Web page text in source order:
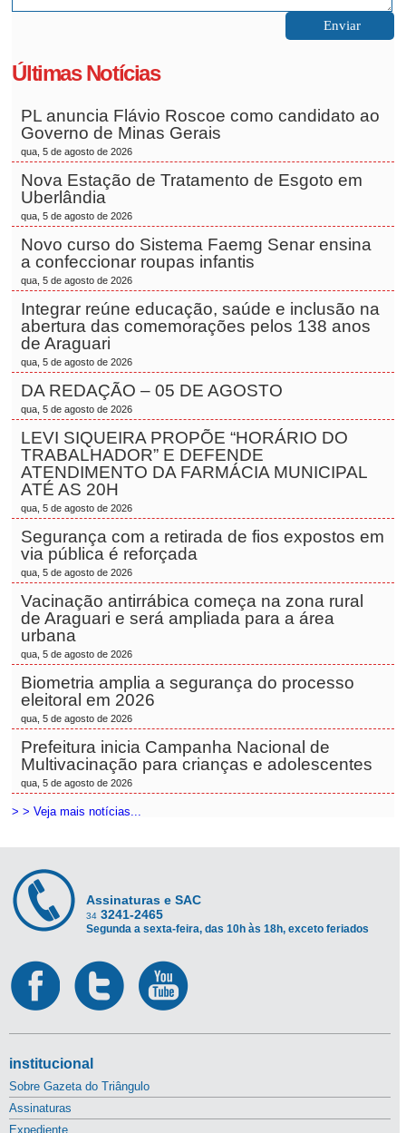
Últimas Notícias
PL anuncia Flávio Roscoe como candidato ao
Governo de Minas Gerais
qua, 5 de agosto de 2026
Nova Estação de Tratamento de Esgoto em
Uberlândia
qua, 5 de agosto de 2026
Novo curso do Sistema Faemg Senar ensina
a confeccionar roupas infantis
qua, 5 de agosto de 2026
Integrar reúne educação, saúde e inclusão na
abertura das comemorações pelos 138 anos
de Araguari
qua, 5 de agosto de 2026
DA REDAÇÃO – 05 DE AGOSTO
qua, 5 de agosto de 2026
LEVI SIQUEIRA PROPÕE “HORÁRIO DO
TRABALHADOR” E DEFENDE
ATENDIMENTO DA FARMÁCIA MUNICIPAL
ATÉ AS 20H
qua, 5 de agosto de 2026
Segurança com a retirada de fios expostos em
via pública é reforçada
qua, 5 de agosto de 2026
Vacinação antirrábica começa na zona rural
de Araguari e será ampliada para a área
urbana
qua, 5 de agosto de 2026
Biometria amplia a segurança do processo
eleitoral em 2026
qua, 5 de agosto de 2026
Prefeitura inicia Campanha Nacional de
Multivacinação para crianças e adolescentes
qua, 5 de agosto de 2026
> > Veja mais notícias...
Assinaturas e SAC
34 3241-2465
Segunda a sexta-feira, das 10h às 18h, exceto feriados
institucional
Sobre Gazeta do Triângulo
Assinaturas
Expediente